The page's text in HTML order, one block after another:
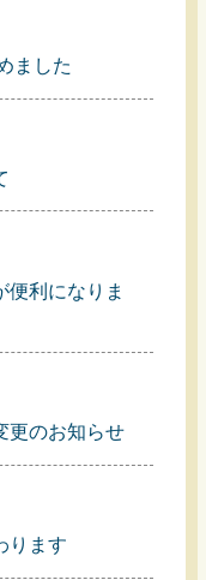
ました
便利になりま
更のお知らせ
ります